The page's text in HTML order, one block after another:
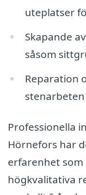
uteplatser
Skapande
såsom
Reparation
stenarbeten
Professionella
Hörnefors har
erfarenhet
högkvalitativa